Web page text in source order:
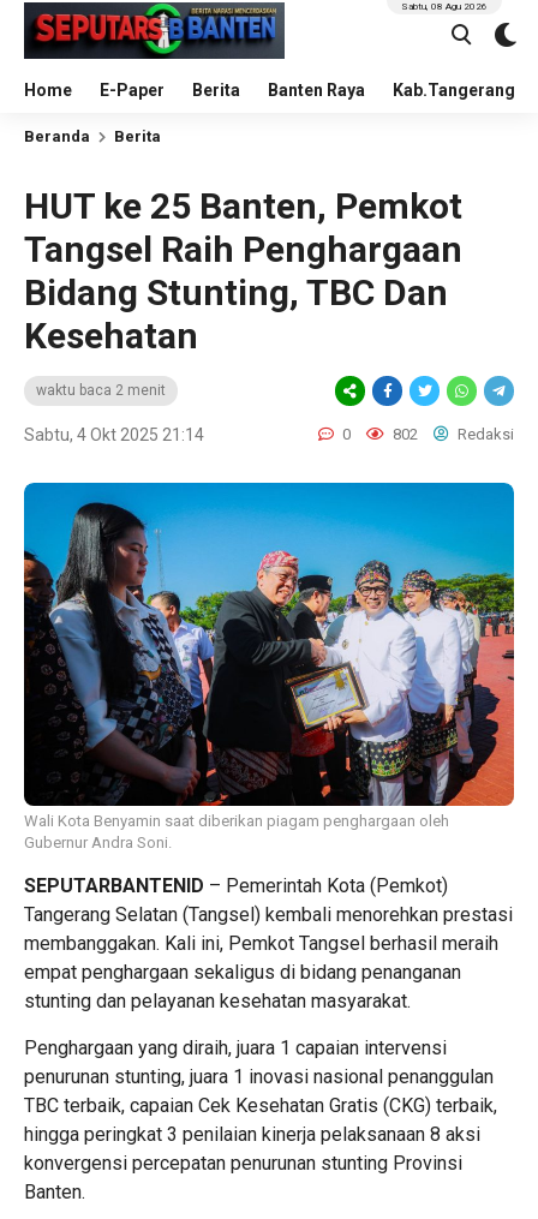
Home E-Paper Berita Banten Raya Kab.Tangerang
Sabtu, 08 Agu 2026
Beranda Berita
HUT ke 25 Banten, Pemkot
Tangsel Raih Penghargaan
Bidang Stunting, TBC Dan
Kesehatan
waktu baca 2 menit
Sabtu, 4 Okt 2025 21:14 0 802 Redaksi
Wali Kota Benyamin saat diberikan piagam penghargaan oleh
Gubernur Andra Soni.
SEPUTARBANTENID – Pemerintah Kota (Pemkot)
Tangerang Selatan (Tangsel) kembali menorehkan prestasi
membanggakan. Kali ini, Pemkot Tangsel berhasil meraih
empat penghargaan sekaligus di bidang penanganan
stunting dan pelayanan kesehatan masyarakat.
Penghargaan yang diraih, juara 1 capaian intervensi
penurunan stunting, juara 1 inovasi nasional penanggulan
TBC terbaik, capaian Cek Kesehatan Gratis (CKG) terbaik,
hingga peringkat 3 penilaian kinerja pelaksanaan 8 aksi
konvergensi percepatan penurunan stunting Provinsi
Banten.